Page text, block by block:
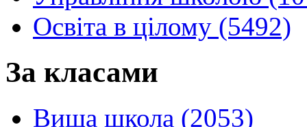
Освіта в цілому (5492)
За класами
Вища школа (2053)